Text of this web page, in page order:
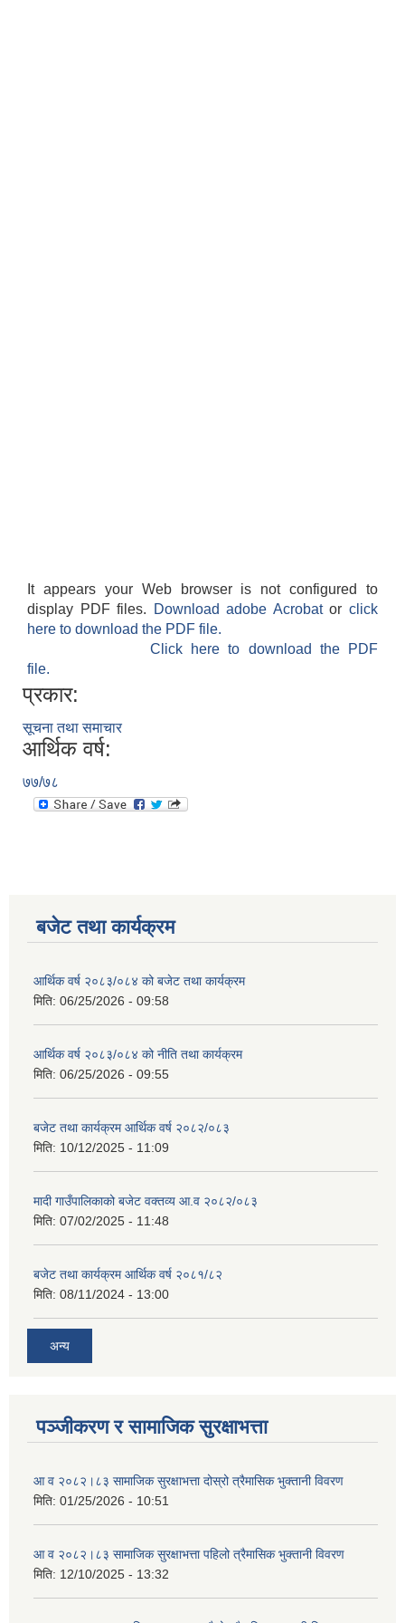
It appears your Web browser is not configured to
display PDF files.
Download adobe Acrobatorclick
here to download the PDF file.
Click here to download the PDF
file.
प्रकार:
सूचना तथा समाचार
आर्थिक वर्ष:
७७/७८
बजेट तथा कार्यक्रम
आर्थिक वर्ष २०८३/०८४ को बजेट तथा कार्यक्रम
मिति: 06/25/2026 - 09:58
आर्थिक वर्ष २०८३/०८४ को नीति तथा कार्यक्रम
मिति: 06/25/2026 - 09:55
बजेट तथा कार्यक्रम आर्थिक वर्ष २०८२/०८३
मिति: 10/12/2025 - 11:09
मादी गाउँपालिकाको बजेट वक्तव्य आ.व २०८२/०८३
मिति: 07/02/2025 - 11:48
बजेट तथा कार्यक्रम आर्थिक वर्ष २०८१/८२
मिति: 08/11/2024 - 13:00
अन्य
पञ्जीकरण र सामाजिक सुरक्षाभत्ता
आ व २०८२।८३ सामाजिक सुरक्षाभत्ता दोस्रो त्रैमासिक भुक्तानी विवरण
मिति: 01/25/2026 - 10:51
आ व २०८२।८३ सामाजिक सुरक्षाभत्ता पहिलो त्रैमासिक भुक्तानी विवरण
मिति: 12/10/2025 - 13:32